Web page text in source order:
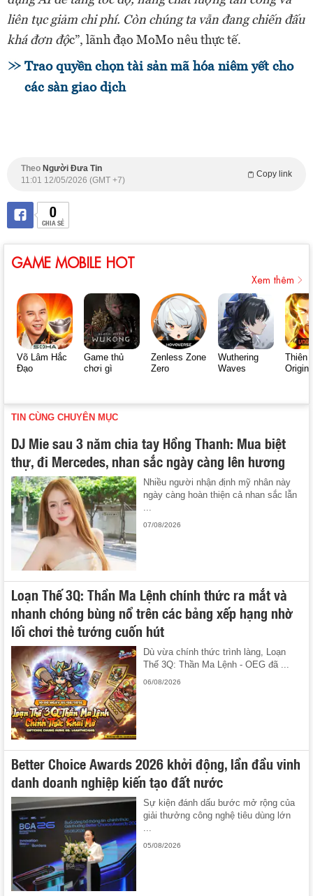
liên tục giảm chi phí. Còn chúng ta vẫn đang chiến đấu
khá đơn độc”, lãnh đạo MoMo nêu thực tế.
Trao quyền chọn tài sản mã hóa niêm yết cho
các sàn giao dịch
Theo Người Đưa Tin
Copy link
11:01 12/05/2026 (GMT +7)
0
CHIA SẺ
GAME MOBILE HOT
Xem thêm
Võ Lâm Hắc
Đạo
Game thủ
chơi gì
Zenless Zone
Zero
Wuthering
Waves
Thiên
Origin
TIN CÙNG CHUYÊN MỤC
DJ Mie sau 3 năm chia tay Hồng Thanh: Mua biệt
thự, đi Mercedes, nhan sắc ngày càng lên hương
Nhiều người nhận định mỹ nhân này
ngày càng hoàn thiện cả nhan sắc lẫn
...
07/08/2026
Loạn Thế 3Q: Thần Ma Lệnh chính thức ra mắt và
nhanh chóng bùng nổ trên các bảng xếp hạng nhờ
lối chơi thẻ tướng cuốn hút
Dù vừa chính thức trình làng, Loạn
Thế 3Q: Thần Ma Lệnh - OEG đã ...
06/08/2026
Better Choice Awards 2026 khởi động, lần đầu vinh
danh doanh nghiệp kiến tạo đất nước
Sự kiện đánh dấu bước mở rộng của
giải thưởng công nghệ tiêu dùng lớn
...
05/08/2026